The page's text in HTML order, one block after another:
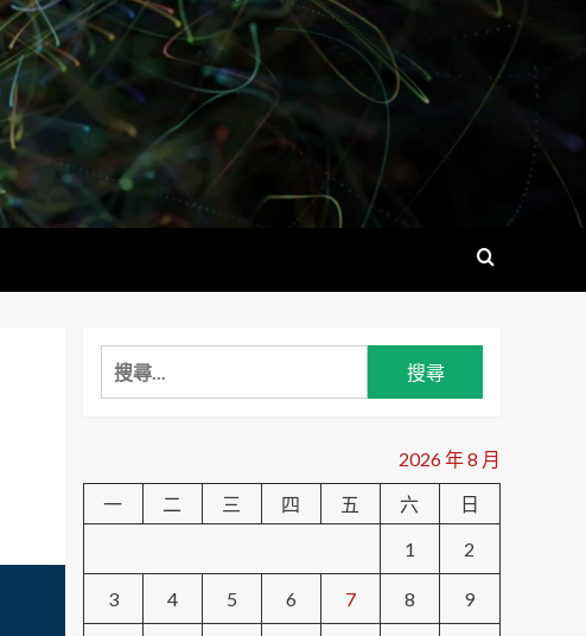
搜
尋
字:
2026 年 8 月
一
二 三 四 五 六
日
1
2
3 4 5 6 7 8 9